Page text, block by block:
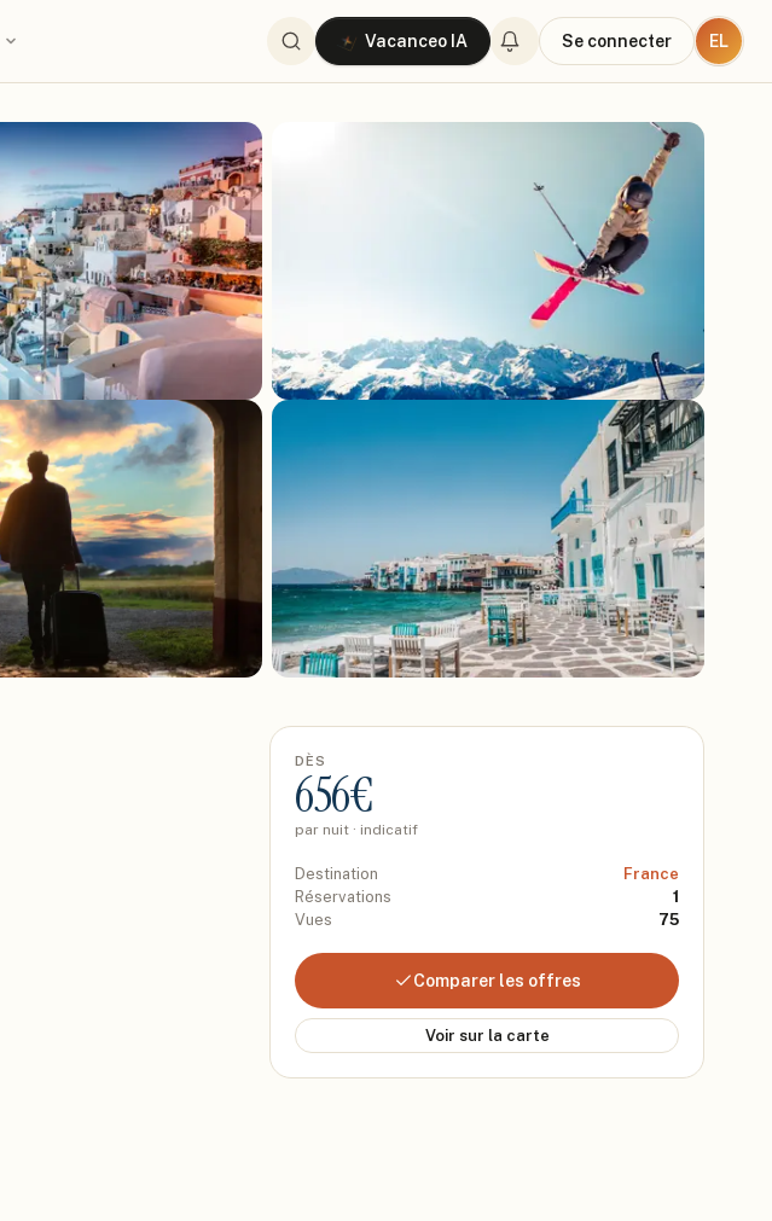
Vacanceo IA Se connecter EL
DÈS
656€
par nuit · indicatif
Destination
France
Réservations
1
Vues
75
Comparer les offres
Voir sur la carte